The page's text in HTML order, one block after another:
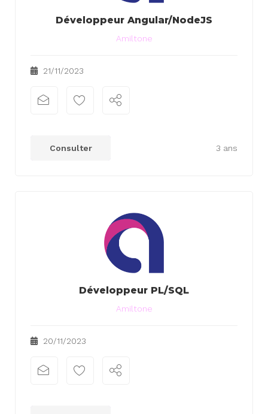
Développeur Angular/NodeJS
Amiltone
21/11/2023
xx xx
Consulter 3 ans
Développeur PL/SQL
Amiltone
20/11/2023
xx xx